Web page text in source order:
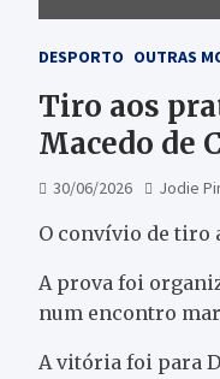
DESPORTO OUTRAS
Tiro aos
Macedo de
30/06/2026 Jodie
O convívio de tiro
A prova foi
num encontro
A vitória foi para